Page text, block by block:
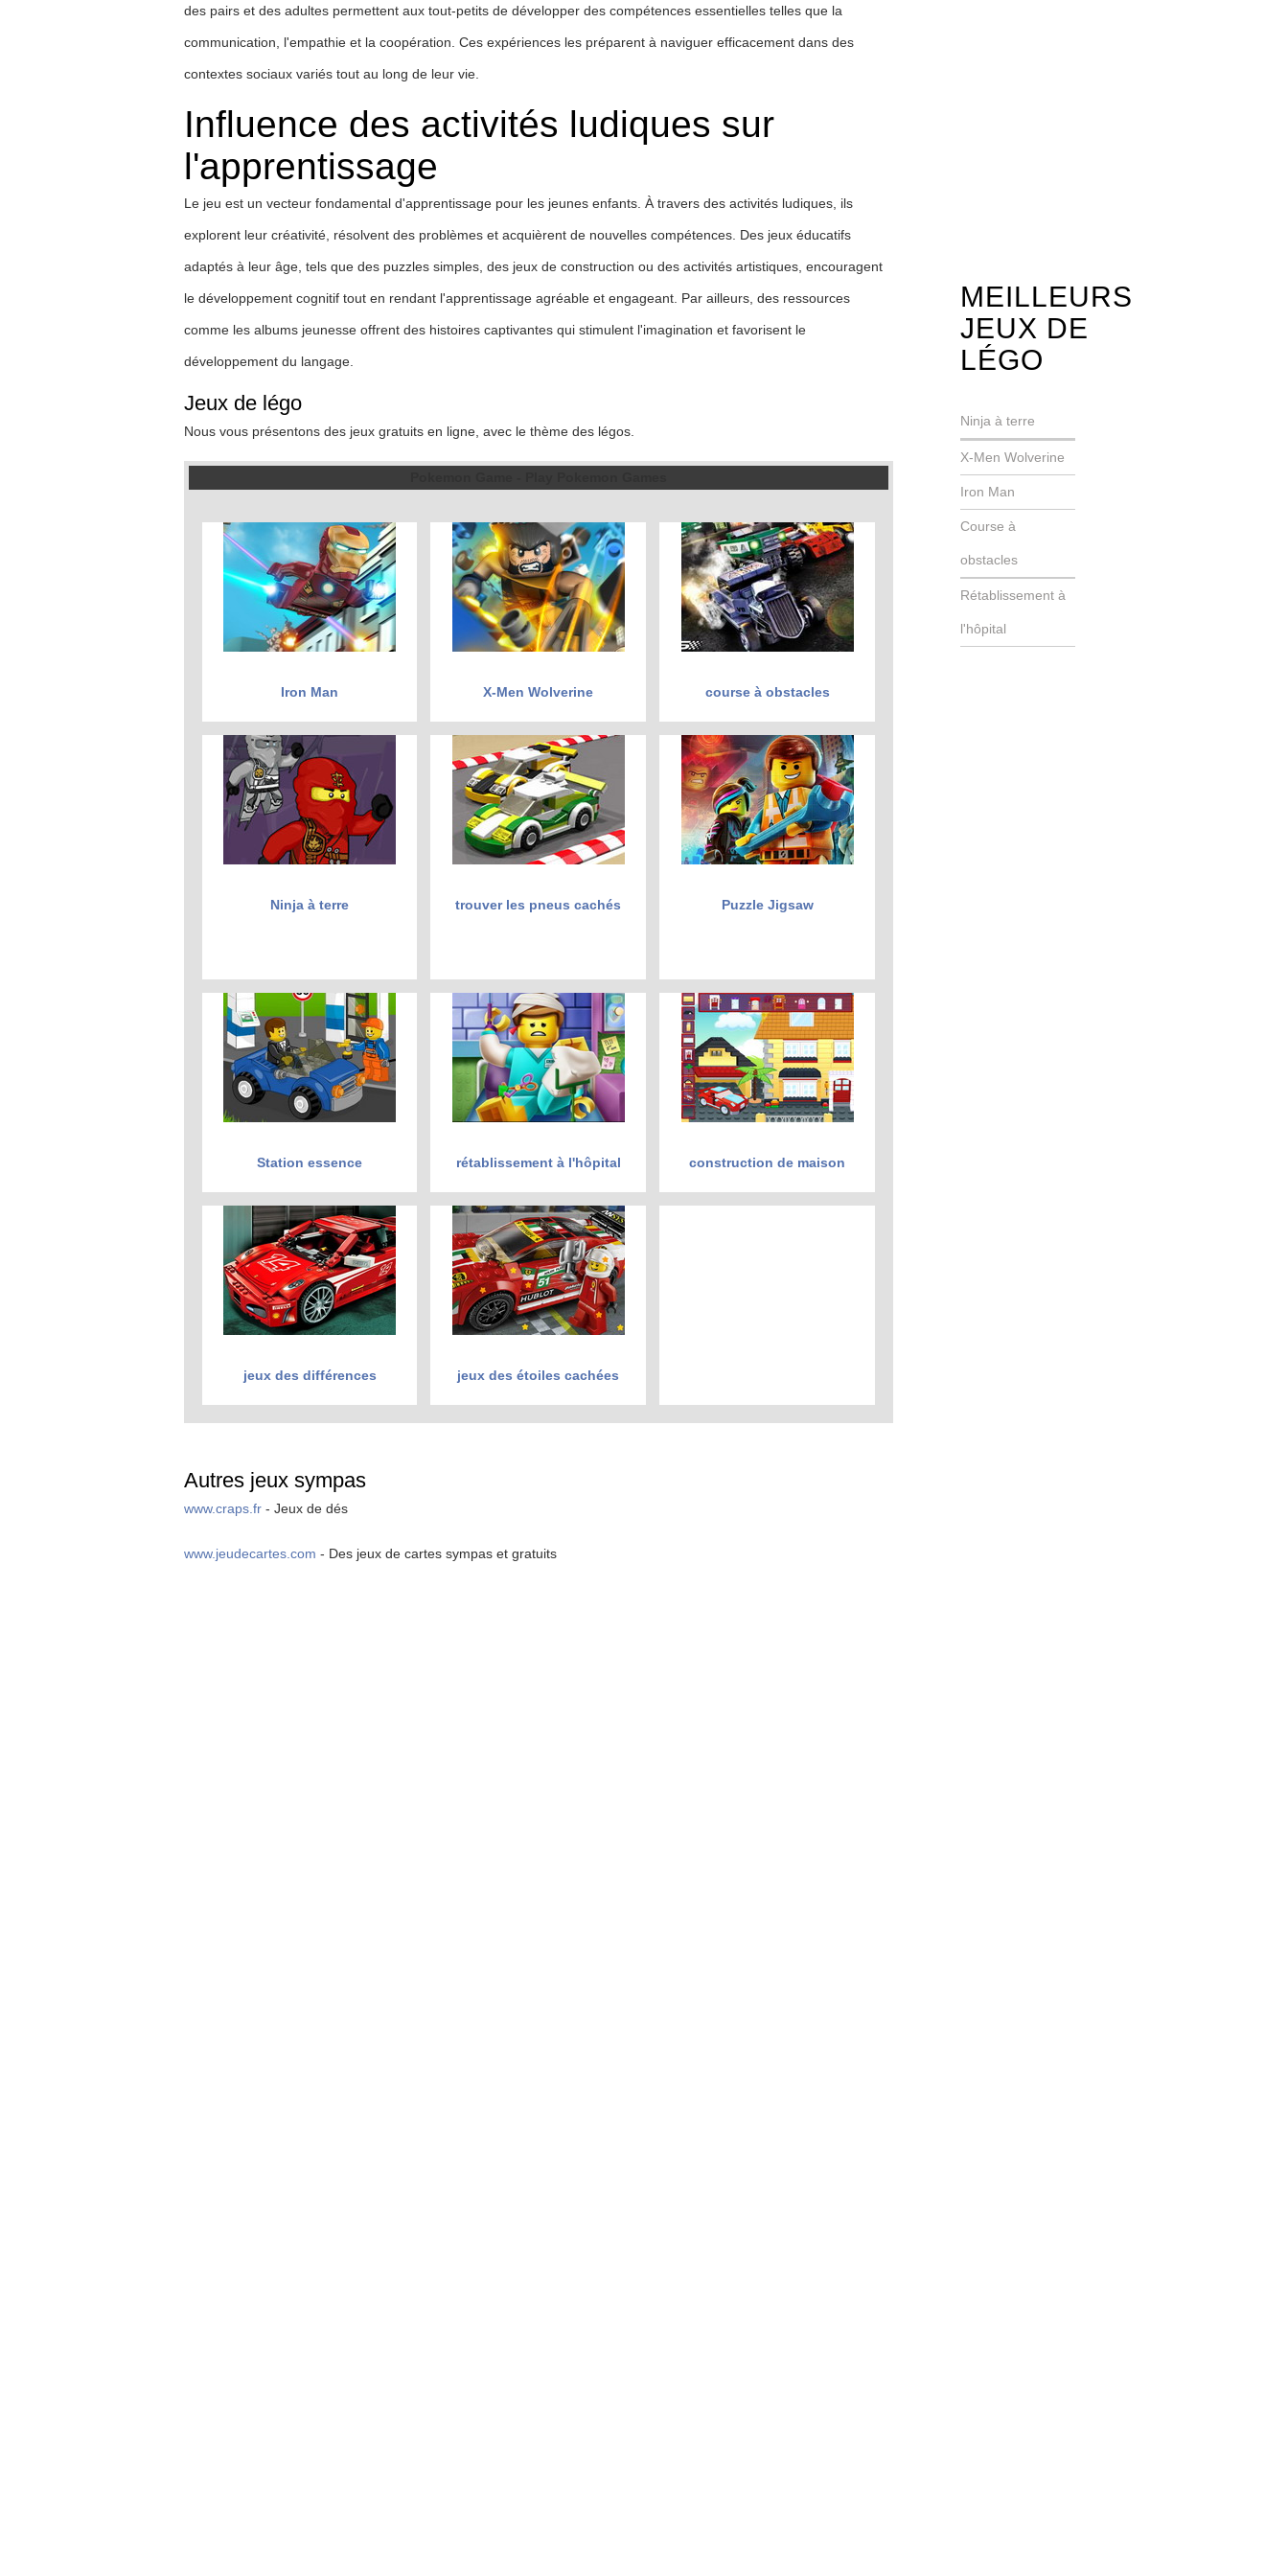
des pairs et des adultes permettent aux tout-petits de développer des compétences essentielles telles que la
communication, l'empathie et la coopération. Ces expériences les préparent à naviguer efficacement dans des
contextes sociaux variés tout au long de leur vie.
Influence des activités ludiques sur
l'apprentissage
Le jeu est un vecteur fondamental d'apprentissage pour les jeunes enfants. À travers des activités ludiques, ils
explorent leur créativité, résolvent des problèmes et acquièrent de nouvelles compétences. Des jeux éducatifs
adaptés à leur âge, tels que des puzzles simples, des jeux de construction ou des activités artistiques, encouragent
le développement cognitif tout en rendant l'apprentissage agréable et engageant. Par ailleurs, des ressources
comme les albums jeunesse offrent des histoires captivantes qui stimulent l'imagination et favorisent le
développement du langage.
Jeux de légo
Nous vous présentons des jeux gratuits en ligne, avec le thème des légos.
Iron Man X-Men Wolverine course à obstacles
Ninja à terre trouver les pneus cachés Puzzle Jigsaw
Station essence rétablissement à l'hôpital construction de maison
jeux des différences jeux des étoiles cachées
Autres jeux sympas
www.craps.fr - Jeux de dés
www.jeudecartes.com - Des jeux de cartes sympas et gratuits
MEILLEURS
JEUX DE
LÉGO
Ninja à terre
X-Men Wolverine
Iron Man
Course à
obstacles
Rétablissement à
l'hôpital